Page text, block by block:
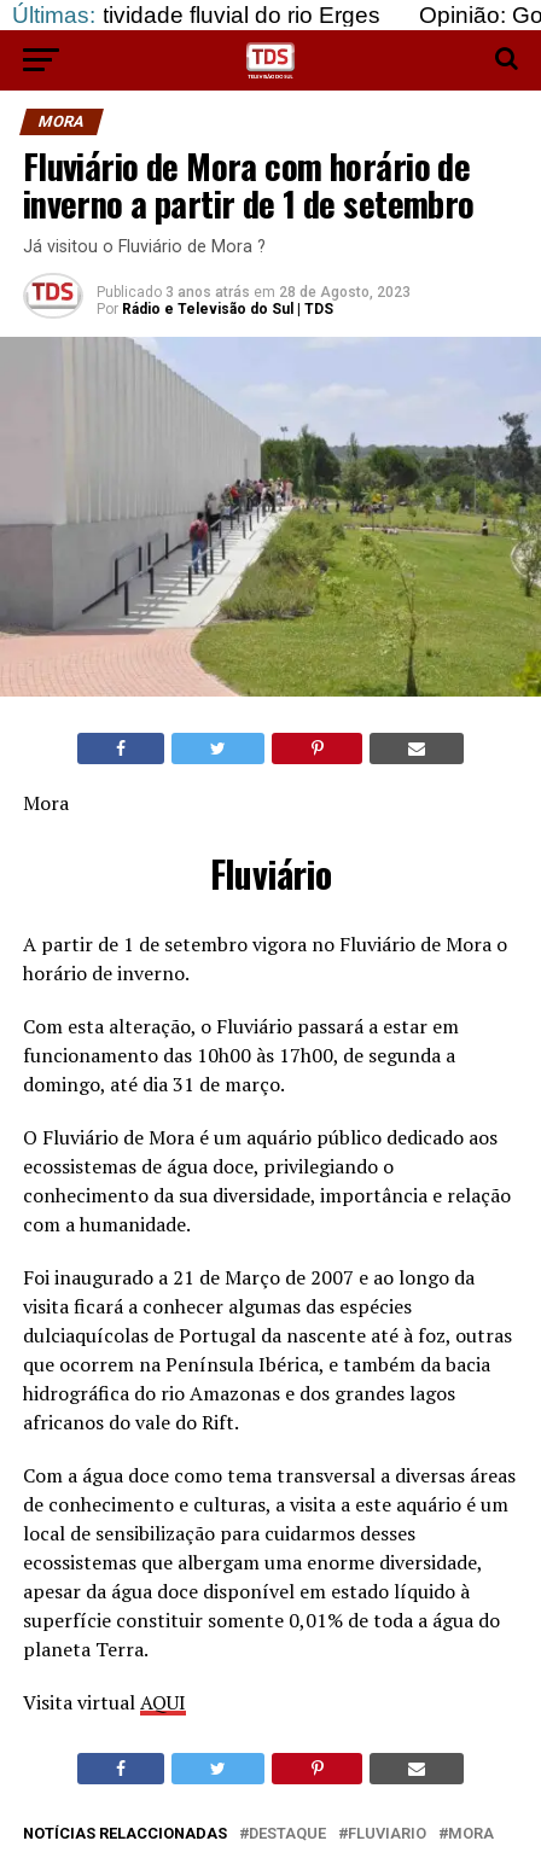
Últimas: fluvial do rio Erges Opinião: Gozar
MORA
Fluviário de Mora com horário de
inverno a partir de 1 de setembro
Já visitou o Fluviário de Mora ?
Publicado 3 anos atrás em 28 de Agosto, 2023
Por Rádio e Televisão do Sul | TDS
Mora
Fluviário
A partir de 1 de setembro vigora no Fluviário de Mora o
horário de inverno.
Com esta alteração, o Fluviário passará a estar em
funcionamento das 10h00 às 17h00, de segunda a
domingo, até dia 31 de março.
O Fluviário de Mora é um aquário público dedicado aos
ecossistemas de água doce, privilegiando o
conhecimento da sua diversidade, importância e relação
com a humanidade.
Foi inaugurado a 21 de Março de 2007 e ao longo da
visita ficará a conhecer algumas das espécies
dulciaquícolas de Portugal da nascente até à foz, outras
que ocorrem na Península Ibérica, e também da bacia
hidrográfica do rio Amazonas e dos grandes lagos
africanos do vale do Rift.
Com a água doce como tema transversal a diversas áreas
de conhecimento e culturas, a visita a este aquário é um
local de sensibilização para cuidarmos desses
ecossistemas que albergam uma enorme diversidade,
apesar da água doce disponível em estado líquido à
superfície constituir somente 0,01% de toda a água do
planeta Terra.
Visita virtualAQUI
NOTÍCIAS RELACCIONADAS DESTAQUE FLUVIARIO MORA